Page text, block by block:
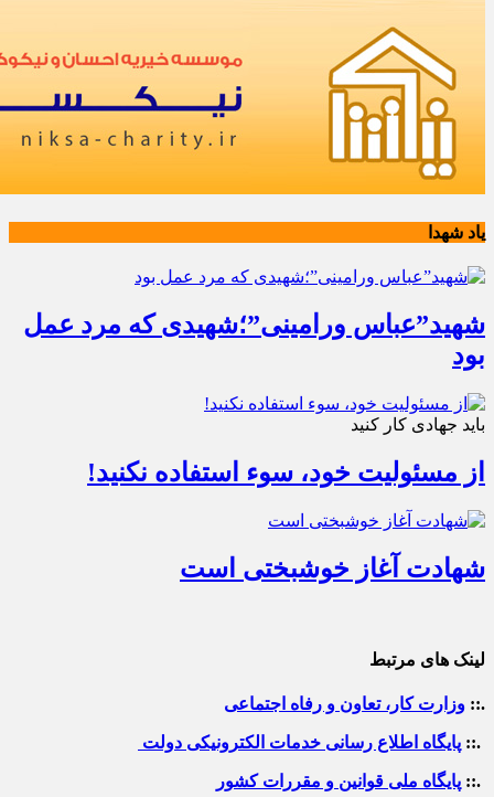
یاد شهدا
شهید”عباس ورامینی”؛شهیدی که مرد عمل
بود
باید جهادی کار کنید
از مسئولیت خود، سوء استفاده نکنید!
شهادت آغاز خوشبختی است
لینک های مرتبط
.:: وزارت کار، تعاون و رفاه اجتماعی
.:: پایگاه اطلاع رسانی خدمات الکترونیکی دولت
.:: پایگاه ملی قوانین و مقررات کشور